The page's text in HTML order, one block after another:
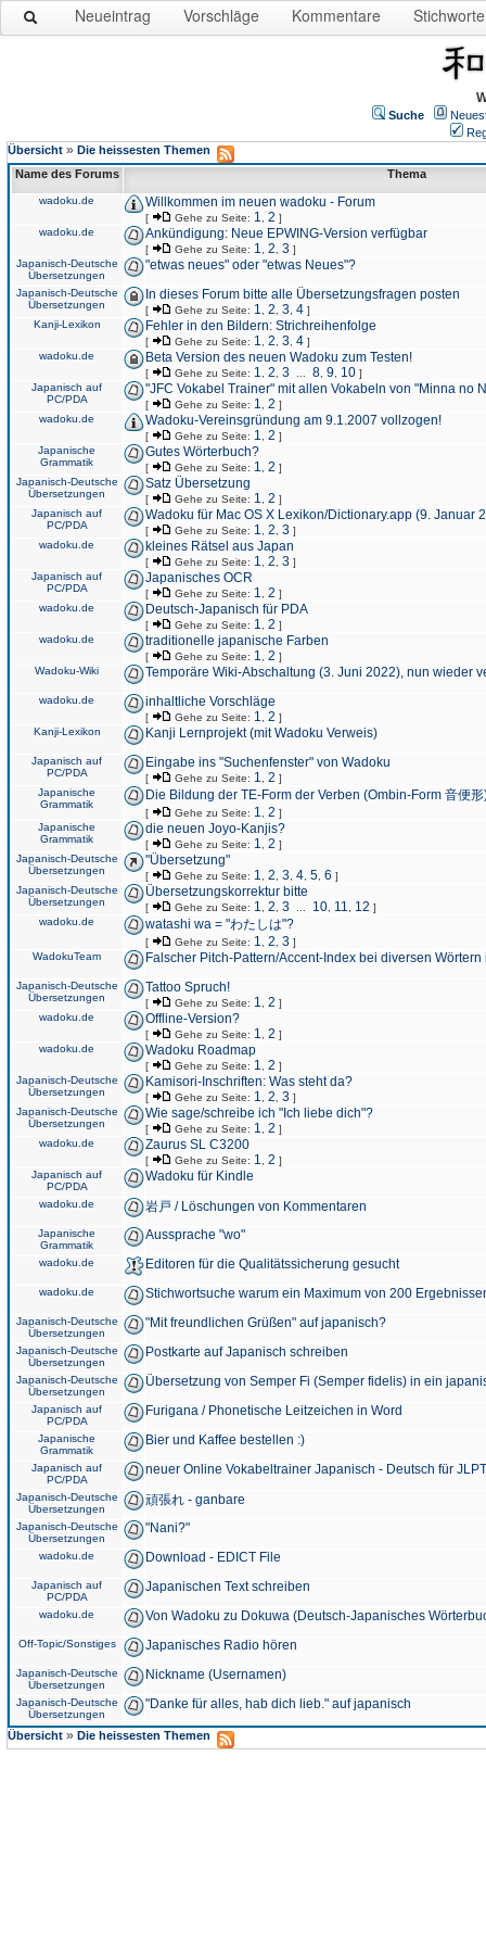
Neueintrag Vorschläge Kommentare Stichworte
Suche
Übersicht » Die heissesten Themen
Name des Forums
Thema
wadoku.de Willkommen im neuen wadoku - Forum
[ Gehe zu Seite: 1 2 ]
wadoku.de
Ankündigung: Neue EPWING-Version verfügbar
[ Gehe zu Seite: 1 2 3 ]
Japanisch-Deutsche
Übersetzungen
"etwas neues" oder "etwas Neues"?
Japanisch-Deutsche
Übersetzungen
In dieses Forum bitte alle Übersetzungsfragen posten
[ Gehe zu Seite: 1 2 3 4 ]
Kanji-Lexikon
Fehler in den Bildern: Strichreihenfolge
[ Gehe zu Seite: 1 2 3 4 ]
wadoku.de
Beta Version des neuen Wadoku zum Testen!
[ Gehe zu Seite: 1 2 3 8 9 10 ]
Japanisch auf
PC/PDA
"JFC Vokabel Trainer" mit allen Vokabeln von "Minna no
[ Gehe zu Seite: 1 2 ]
wadoku.de
Wadoku-Vereinsgründung am 9.1.2007 vollzogen!
[ Gehe zu Seite: 1 2 ]
Japanische
Grammatik
Gutes Wörterbuch?
[ Gehe zu Seite: 1 2 ]
Japanisch-Deutsche
Übersetzungen
Satz Übersetzung
[ Gehe zu Seite: 1 2 ]
Japanisch auf
PC/PDA
Wadoku für Mac OS X Lexikon/Dictionary.app (9. Januar
[ Gehe zu Seite: 1 2 3 ]
wadoku.de
kleines Rätsel aus Japan
[ Gehe zu Seite: 1 2 3 ]
Japanisch auf
PC/PDA
Japanisches OCR
[ Gehe zu Seite: 1 2 ]
wadoku.de
Deutsch-Japanisch für PDA
[ Gehe zu Seite: 1 2 ]
wadoku.de
traditionelle japanische Farben
[ Gehe zu Seite: 1 2 ]
Wadoku-Wiki
Temporäre Wiki-Abschaltung (3. Juni 2022), nun wieder
wadoku.de inhaltliche Vorschläge
[ Gehe zu Seite: 1 2 ]
Kanji-Lexikon
Kanji Lernprojekt (mit Wadoku Verweis)
Japanisch auf
PC/PDA
Eingabe ins "Suchenfenster" von Wadoku
[ Gehe zu Seite: 1 2 ]
Japanische
Grammatik
Die Bildung der TE-Form der Verben (Ombin-Form 音便形
[ Gehe zu Seite: 1 2 ]
Japanische
Grammatik
die neuen Joyo-Kanjis?
[ Gehe zu Seite: 1 2 ]
Japanisch-Deutsche
Übersetzungen
"Übersetzung"
[ Gehe zu Seite: 1 2 3 4 5 6 ]
Japanisch-Deutsche
Übersetzungen
Übersetzungskorrektur bitte
[ Gehe zu Seite: 1 2 3 10 11 12 ]
wadoku.de
watashi wa = "わたしは"?
[ Gehe zu Seite: 1 2 3 ]
WadokuTeam
Falscher Pitch-Pattern/Accent-Index bei diversen
Japanisch-Deutsche
Übersetzungen
Tattoo Spruch!
[ Gehe zu Seite: 1 2 ]
wadoku.de
Offline-Version?
[ Gehe zu Seite: 1 2 ]
wadoku.de
Wadoku Roadmap
[ Gehe zu Seite: 1 2 ]
Japanisch-Deutsche
Übersetzungen
Kamisori-Inschriften: Was steht da?
[ Gehe zu Seite: 1 2 3 ]
Japanisch-Deutsche
Übersetzungen
Wie sage/schreibe ich "Ich liebe dich"?
[ Gehe zu Seite: 1 2 ]
wadoku.de
Zaurus SL C3200
[ Gehe zu Seite: 1 2 ]
Japanisch auf
PC/PDA
Wadoku für Kindle
wadoku.de 岩戸 / Löschungen von Kommentaren
Japanische
Grammatik
Aussprache "wo"
wadoku.de Editoren für die Qualitätssicherung gesucht
wadoku.de Stichwortsuche warum ein Maximum von 200
Japanisch-Deutsche
Übersetzungen
"Mit freundlichen Grüßen" auf japanisch?
Japanisch-Deutsche
Übersetzungen
Postkarte auf Japanisch schreiben
Japanisch-Deutsche
Übersetzungen
Übersetzung von Semper Fi (Semper fidelis) in ein
Japanisch auf
PC/PDA
Furigana / Phonetische Leitzeichen in Word
Japanische
Grammatik
Bier und Kaffee bestellen :)
Japanisch auf
PC/PDA
neuer Online Vokabeltrainer Japanisch - Deutsch für
Japanisch-Deutsche
Übersetzungen
頑張れ - ganbare
Japanisch-Deutsche
Übersetzungen
"Nani?"
wadoku.de Download - EDICT File
Japanisch auf
PC/PDA
Japanischen Text schreiben
wadoku.de Von Wadoku zu Dokuwa (Deutsch-Japanisches
Off-Topic/Sonstiges Japanisches Radio hören
Japanisch-Deutsche
Übersetzungen
Nickname (Usernamen)
Japanisch-Deutsche
Übersetzungen
"Danke für alles, hab dich lieb." auf japanisch
Übersicht » Die heissesten Themen